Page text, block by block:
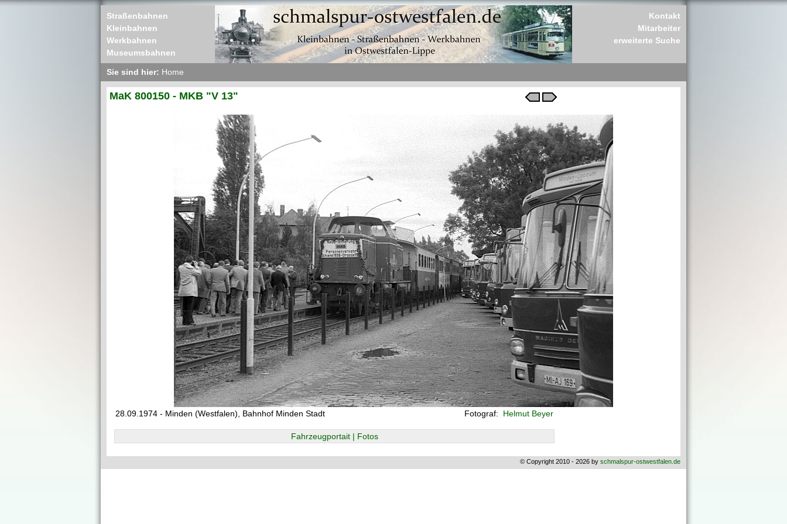
Straßenbahnen
Kleinbahnen
Werkbahnen
Museumsbahnen
Kontakt
Mitarbeiter
erweiterte Suche
Sie sind hier: Home
MaK 800150 - MKB "V 13"
28.09.1974 - Minden (Westfalen), Bahnhof Minden Stadt Fotograf: Helmut Beyer
Fahrzeugportait | Fotos
© Copyright 2010 - 2026 by schmalspur-ostwestfalen.de